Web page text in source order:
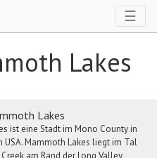
☰
Lakes
Lakes
ist eine Stadt im Mono County in
USA. Mammoth Lakes liegt im Tal
am Rand der Long Valley